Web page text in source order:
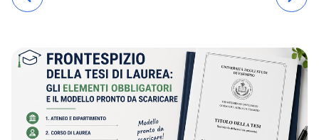
записів